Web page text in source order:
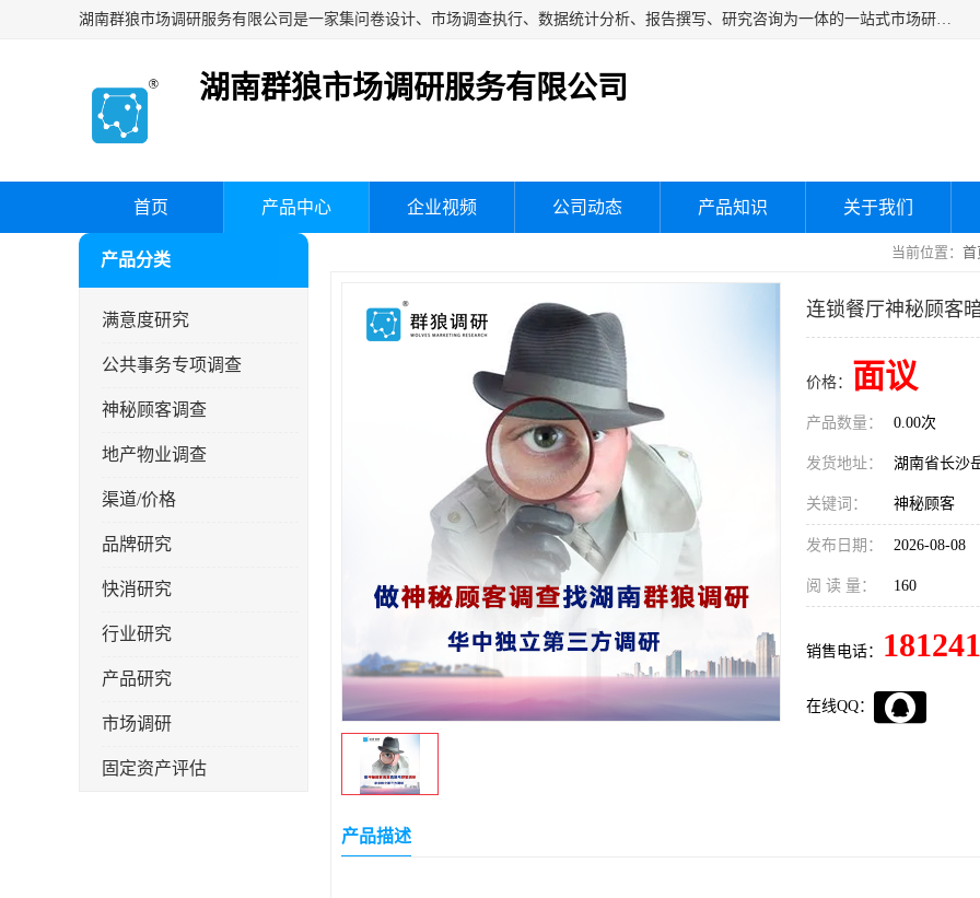
湖南群狼市场调研服务有限公司是一家集问卷设计、市场调查执行、数据统计分析、报告撰写、研究咨询为一体的一站式市场研究服务机构，主要服务：市场调研、三方评估、满意度研究、快消研究、地产物业调查、品牌研究、神秘顾客调查、行业研究、产品研究、公共事务专项调查等。
湖南群狼市场调研服务有限公司
首页 产品中心 企业视频 公司动态 产品知识 关于我们
当前位置： 首
产品分类
满意度研究
公共事务专项调查
神秘顾客调查
地产物业调查
渠道/价格
品牌研究
快消研究
行业研究
产品研究
市场调研
固定资产评估
连锁餐厅神秘顾客
价格： 面议
产品数量： 0.00次
发货地址： 湖南省长沙
关键词： 神秘顾客
发布日期： 2026-08-08
阅 读 量： 160
销售电话：
在线QQ：
产品描述